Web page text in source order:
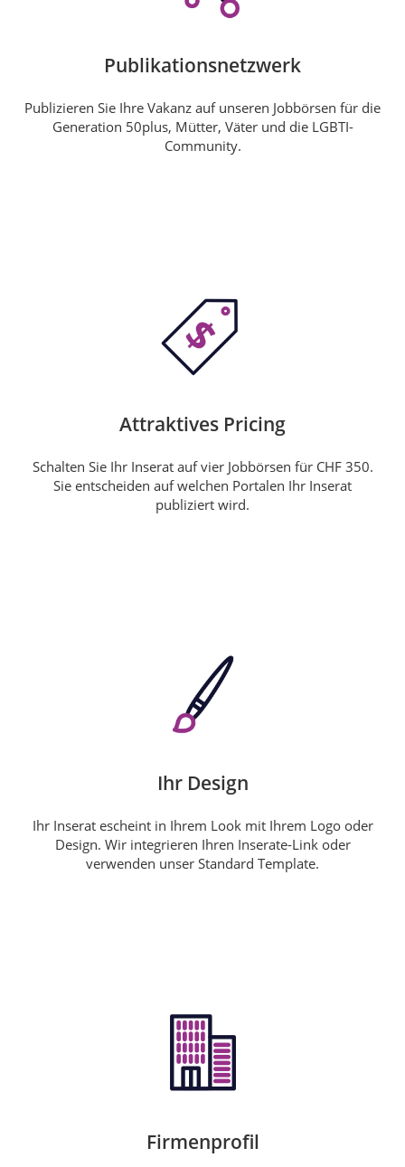
Publikationsnetzwerk
Publizieren Sie Ihre Vakanz auf unseren Jobbörsen für die
Generation 50plus, Mütter, Väter und die LGBTI-
Community.
Attraktives Pricing
Schalten Sie Ihr Inserat auf vier Jobbörsen für CHF 350.
Sie entscheiden auf welchen Portalen Ihr Inserat
publiziert wird.
Ihr Design
Ihr Inserat escheint in Ihrem Look mit Ihrem Logo oder
Design. Wir integrieren Ihren Inserate-Link oder
verwenden unser Standard Template.
Firmenprofil